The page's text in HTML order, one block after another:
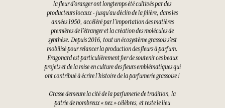
la fleur d’oranger ont longtemps été cultivés par des
producteurs locaux - jusqu’au déclin de la filière, dans les
années 1950, accéléré par l’importation des matières
premières de l’étranger et la création des molécules de
synthèse. Depuis 2016, tout un écosystème grassois s’est
mobilisé pour relancer la production des fleurs à parfum.
Fragonard est particulièrement fier de soutenir ces beaux
projets et de la mise en culture des fleurs emblématiques qui
ont contribué à écrire l’histoire de la parfumerie grassoise !
Grasse demeure la cité de la parfumerie de tradition, la
patrie de nombreux « nez » célèbres, et reste le lieu